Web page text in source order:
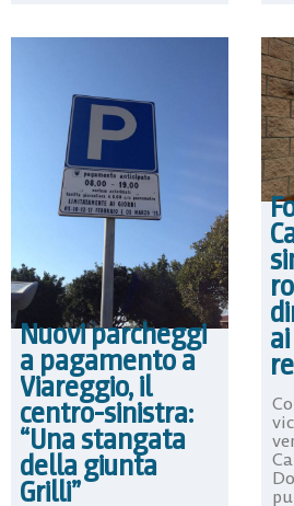
Nuovi parcheggi
a pagamento a
Viareggio, il
centro-sinistra:
“Una stangata
della giunta
Grilli”